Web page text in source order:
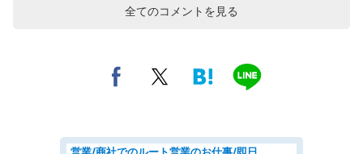
全てのコメントを見る